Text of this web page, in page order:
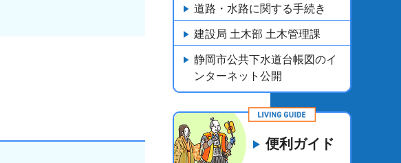
道路・水路に関する手続き
建設局 土木部 土木管理課
静岡市公共下水道台帳図のイ
ンターネット公開
便利ガイド